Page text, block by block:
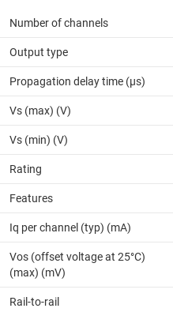
Number of channels
Output type
Propagation delay time (µs)
Vs (max) (V)
Vs (min) (V)
Rating
Features
Iq per channel (typ) (mA)
Vos (offset voltage at 25°C)
(max) (mV)
Rail-to-rail